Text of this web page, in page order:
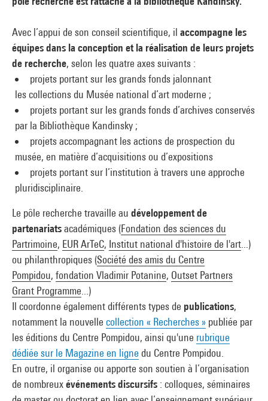
Avec l’appui de son conseil scientifique, il accompagne les
équipes dans la conception et la réalisation de leurs projets
de recherche, selon les quatre axes suivants :
projets portant sur les grands fonds jalonnant
les collections du Musée national d’art moderne ;
projets portant sur les grands fonds d’archives conservés
par la Bibliothèque Kandinsky ;
projets accompagnant les actions de prospection du
musée, en matière d’acquisitions ou d’expositions
projets portant sur l’institution à travers une approche
pluridisciplinaire.
Le pôle recherche travaille au développement de
partenariatsacadémiques (Fondation des sciences du
Partrimoine, EUR ArTeC, Institut national d'histoire de l'art ...)
ou philanthropiques (Société des amis du Centre
Pompidou, fondation Vladimir Potanine, Outset Partners
Grant Programme ...)
Il coordonne également différents types de publications,
notamment la nouvelle collection « Recherches » publiée par
les éditions du Centre Pompidou, ainsi qu'une rubrique
dédiée sur le Magazine en ligne du Centre Pompidou.
En outre, il organise ou apporte son soutien à l’organisation
de nombreuxévénements discursifs : colloques, séminaires